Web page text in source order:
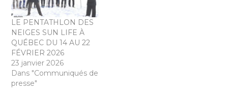
LE PENTATHLON DES
NEIGES SUN LIFE À
QUÉBEC DU 14 AU 22
FÉVRIER 2026
23 janvier 2026
Dans "Communiqués de
presse"